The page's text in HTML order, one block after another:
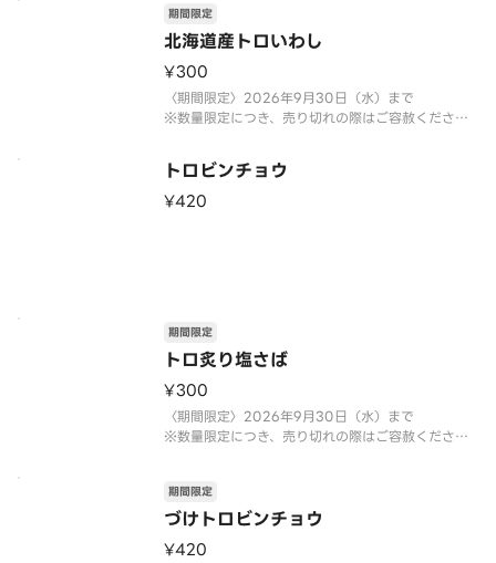
北海道産トロいわし
期間限定
¥300
〈期間限定〉2026年9月30日（水）まで
※数量限定につき、売り切れの際はご容赦くださ
トロビンチョウ
¥420
トロ炙り塩さば
期間限定
¥300
〈期間限定〉2026年9月30日（水）まで
※数量限定につき、売り切れの際はご容赦くださ
づけトロビンチョウ
期間限定
¥420